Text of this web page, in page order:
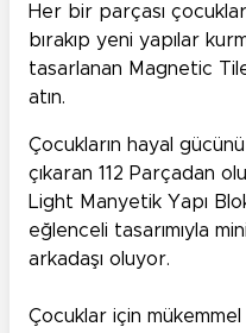
Her bir parçası
bırakıp yeni yapılar
tasarlanan Magnetic
atın.
Çocukların hayal
çıkaran 112 Parçadan
Light Manyetik Yapı
eğlenceli tasarımıyla
arkadaşı oluyor.
Çocuklar için